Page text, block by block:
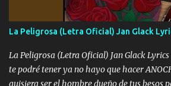
fallado para mi compadre mandó un
Especial sabe que lo apreciamos En los
tomando con mujeres hermosas y botellas
bien cuidado bien atrabancado y a los que
lo que hablo Entre lob...
La Peligrosa (Letra Oficial) Jan Glack
La Peligrosa (Letra Oficial) Jan Glack
te podré tener ya no hayo que hacer
quisiera ser el hombre dueño de tus besos